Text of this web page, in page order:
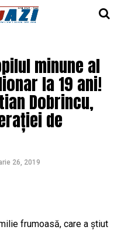
minune al
la 19 ani!
Dobrincu,
de
26, 2019
frumoasă, care a ştiut